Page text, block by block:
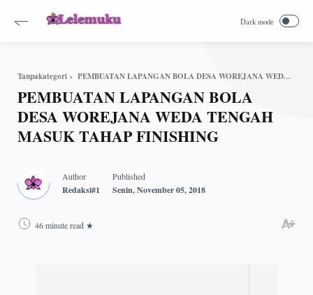
Tanpakategori PEMBUATAN LAPANGAN BOLA DESA WOREJANA WEDA TENGAH MASUK TAHAP FINISHING
PEMBUATAN LAPANGAN BOLA
DESA WOREJANA WEDA TENGAH
MASUK TAHAP FINISHING
46 minute read